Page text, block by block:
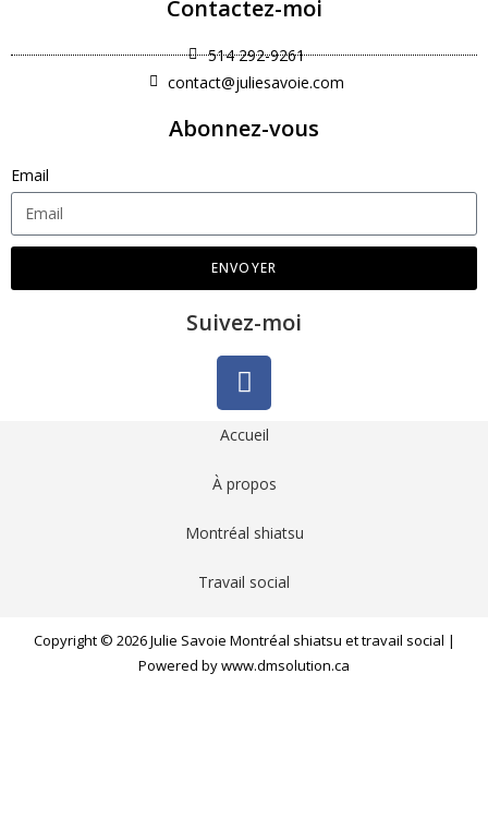
Contactez-moi
514 292-9261
contact@juliesavoie.com
Abonnez-vous
Email
ENVOYER
Suivez-moi
Accueil
À propos
Montréal shiatsu
Travail social
Copyright © 2026 Julie Savoie Montréal shiatsu et travail social |
Powered by www.dmsolution.ca